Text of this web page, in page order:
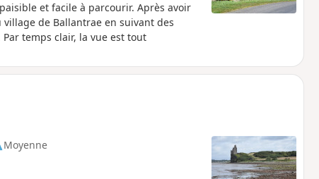
et facile à parcourir. Après avoir
de Ballantrae en suivant des
temps clair, la vue est tout
Moyenne